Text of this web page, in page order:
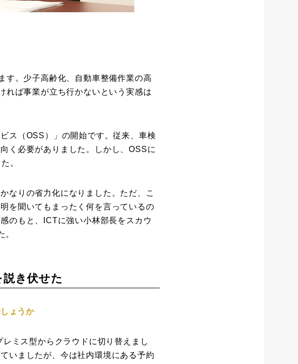
。少子高齢化、自動車整備作業の高
れば事業が立ち行かないという実感は
ス（OSS）」の開始です。従来、車検
く必要がありました。しかし、OSSに
。
なりの省力化になりました。ただ、こ
を聞いてもまったく何を言っているの
のもと、ICTに強い小林部長をスカウ
。
き伏せた
ょうか
ミス型からクラウドに切り替えまし
いましたが、今は社内環境にある予約